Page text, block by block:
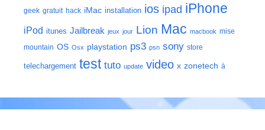
geek gratuit hack iMac installation ios ipad iPhone
iPod itunes Jailbreak jeux jour Lion Mac macbook mise
mountain OS Osx playstation ps3 psn sony store
telechargement test tuto update video x zonetech à